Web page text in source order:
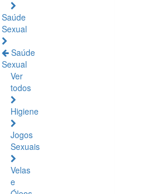
Saúde
Sexual
Saúde
Sexual
Ver
todos
Higiene
Jogos
Sexuais
Velas
e